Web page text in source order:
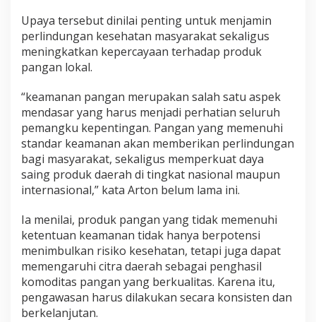
Upaya tersebut dinilai penting untuk menjamin
perlindungan kesehatan masyarakat sekaligus
meningkatkan kepercayaan terhadap produk
pangan lokal.
“keamanan pangan merupakan salah satu aspek
mendasar yang harus menjadi perhatian seluruh
pemangku kepentingan. Pangan yang memenuhi
standar keamanan akan memberikan perlindungan
bagi masyarakat, sekaligus memperkuat daya
saing produk daerah di tingkat nasional maupun
internasional,” kata Arton belum lama ini.
Ia menilai, produk pangan yang tidak memenuhi
ketentuan keamanan tidak hanya berpotensi
menimbulkan risiko kesehatan, tetapi juga dapat
memengaruhi citra daerah sebagai penghasil
komoditas pangan yang berkualitas. Karena itu,
pengawasan harus dilakukan secara konsisten dan
berkelanjutan.